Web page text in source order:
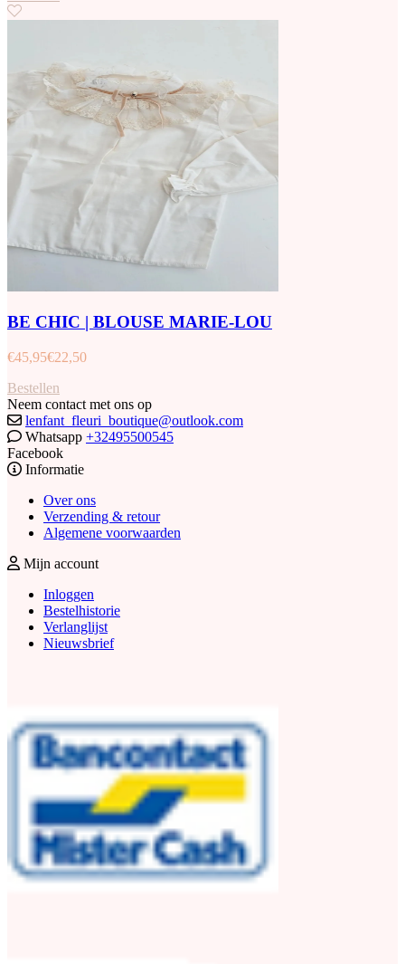
BE CHIC | BLOUSE MARIE-LOU
€45,95€22,50
Bestellen
Neem contact met ons op
lenfant_fleuri_boutique@outlook.com
Whatsapp +32495500545
Facebook
Informatie
Over ons
Verzending & retour
Algemene voorwaarden
Mijn account
Inloggen
Bestelhistorie
Verlanglijst
Nieuwsbrief